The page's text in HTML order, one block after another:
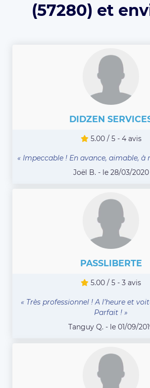
(57280) et
DIDZEN
5.00 / 5 - 4 avis
« Impeccable ! En avance, aimable, à
Joël B. - le 28/03/2020
PASSLIBERTE
5.00 / 5 - 3 avis
« Très professionnel ! A l’heure et
Parfait ! »
Tanguy Q. - le 01/09/